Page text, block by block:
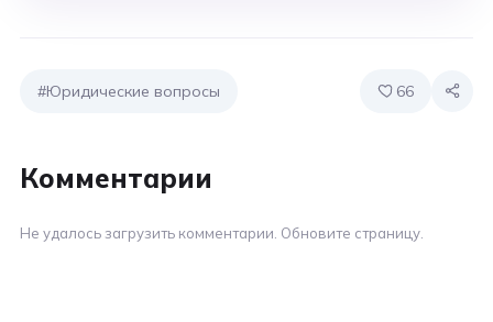
#Юридические вопросы 66
Комментарии
Не удалось загрузить комментарии. Обновите страницу.